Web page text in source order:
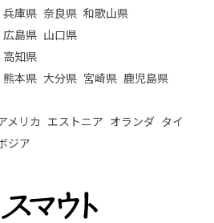
兵庫県 奈良県 和歌山県
広島県 山口県
高知県
熊本県 大分県 宮崎県 鹿児島県
メリカ エストニア オランダ タイ
ジア